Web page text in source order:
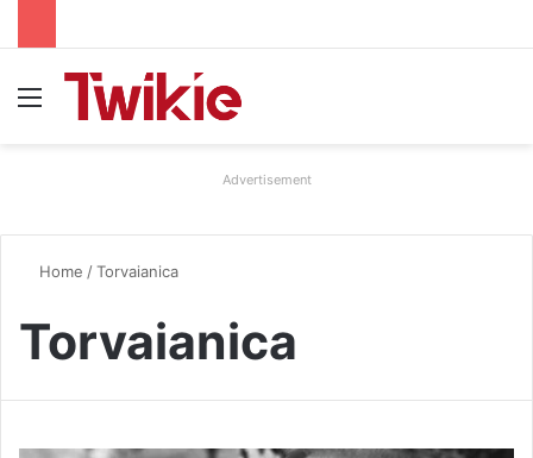
Advertisement
Home /Torvaianica
Torvaianica